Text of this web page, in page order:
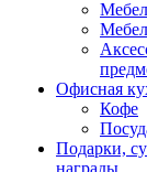
Офисная
Кофе
Подарки,
награды